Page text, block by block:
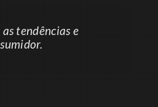
tendências e